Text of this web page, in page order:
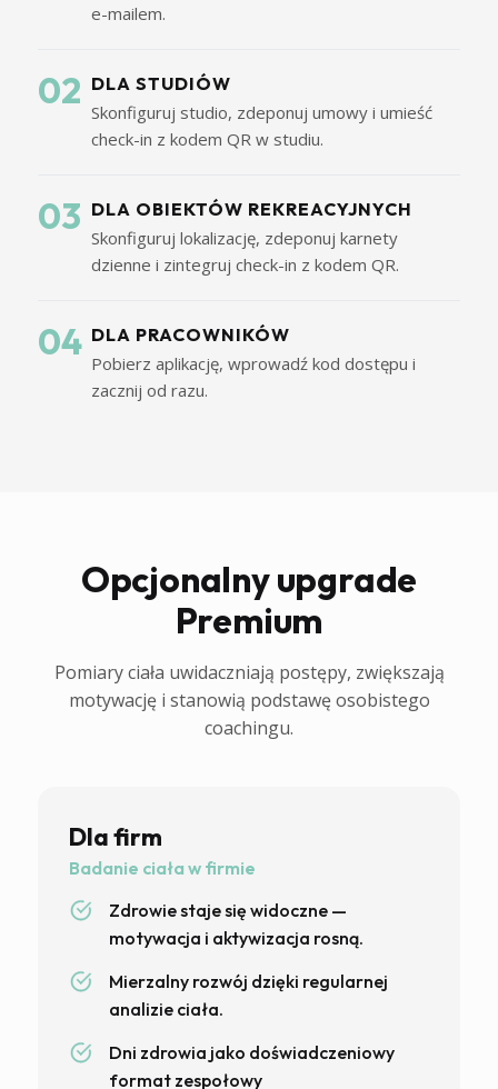
e-mailem.
02 DLA STUDIÓW
Skonfiguruj studio, zdeponuj umowy i umieść
check-in z kodem QR w studiu.
03 DLA OBIEKTÓW REKREACYJNYCH
Skonfiguruj lokalizację, zdeponuj karnety
dzienne i zintegruj check-in z kodem QR.
04 DLA PRACOWNIKÓW
Pobierz aplikację, wprowadź kod dostępu i
zacznij od razu.
Opcjonalny upgrade
Premium
Pomiary ciała uwidaczniają postępy, zwiększają
motywację i stanowią podstawę osobistego
coachingu.
Dla firm
Badanie ciała w firmie
Zdrowie staje się widoczne —
motywacja i aktywizacja rosną.
Mierzalny rozwój dzięki regularnej
analizie ciała.
Dni zdrowia jako doświadczeniowy
format zespołowy